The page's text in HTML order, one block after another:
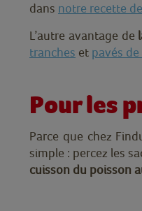
dans notre recette
L’autre avantage de
tranches et pavés
Pour les
Parce que chez
simple : percez les
cuisson du poisson